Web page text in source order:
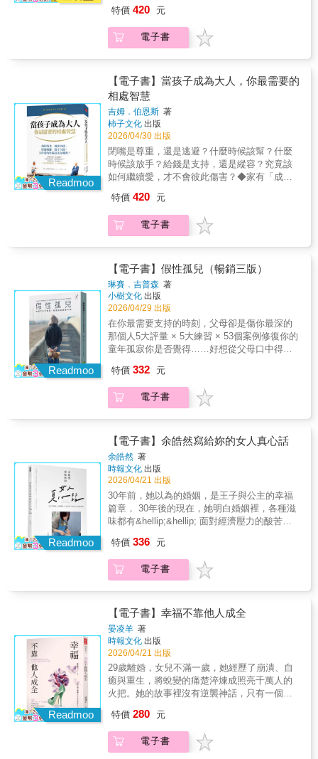
「前言」）● 看見問題→理解原因→重建親
密：全書系統條理、脈絡清晰，引領讀者逐層
探索，知曉真相──親密疏離是伴侶之間下意識
時無話可說的開頭，往往是曾經說過很多，卻
沒有真正被聽見。我們以為「有在回應」，往
換信息或解決問題而已。這種「有在回應」的
互動裡，是沒有含括情緒與情感連結的。更多
時候，我們只是各自表達完自己想說的而已。
要修復關係中真實的親密連結，需要雙方一起
努力，一起聽見彼此。● 愛是一個「主動」的
動詞：從前，你以為只能自己爬過那條黑暗隧
道，總是猶豫、躊躇不前，因為未知實在太讓
試著走那條黑暗的隧道。我看不清楚的時候，
你多帶我一點，你走不動的時候，我扶著你，
總能一起走過去。★親愛推薦：羽茜（作家）
所所長／臨床心理師）愛瑞克（《命定之書》
作者／TMBA共同創辦人）
背面即是【我們家的家事清單──隱形家事診斷
的家事分配成為家中未爆彈！
遠、如果開口建議孩子就嫌管太多、如果你已
經搞不清楚自己的父母角色是什麼、甚至每天
都在問：「我的孩子到底怎麼了？」……改善
離婚搬回家五年，生活起居父母全包辦。」
「女大生宣布要嫁比父母大20歲男友，家裡掀
風波……」「軟體工程師涉嫌詐欺案，父母凌
晨站警局門口鞠躬致歉。」「成年兒子靠父母
養20年，父母不再掏錢，卻反被指責：既然有
能力，為什麼不幫？」這些不是極端案例，而
是愈來愈常出現在社會新聞裡、也悄悄發生在
無數家庭中的日常。當孩子成為大人，你還在
指點他的人生嗎？也許是一通臨時打來、開口
就要錢的電話；也許是早已搬空的房間，又被
至擔憂的婚姻、職涯或人生選擇面前，你一句
話都還沒說，就先被貼上「管太多」、「不尊
重」的標籤。當長大成人的孩子與父母的價值
沉默，又擔心孩子承擔不起後果……究竟該如
何繼續愛，才不會彼此傷害？人們花在做成年
子女之父母的時間，遠超過孩童或青少年階
段，但與早期教養相關的豐富文獻相比，關於
「如何與成年子女相處」的指引寥寥無幾。家
庭關係專家吉姆．伯恩斯博士擁有多年父母與
成年子女的輔導經驗，他聚焦孩子成年後「父
漫長、也最複雜的親子關係裡思考：◆什麼時
候該閉上那張「指導人生的嘴」？◆什麼時候
該打開「尊重與信任的門」◆如何在孩子要求
金錢、協助或重新依賴時，分清支持與縱容？
走向更大的風險？伯恩斯博士不是要父母完全
旁觀、袖手不管，也不是要讓孩子任意而行，
而是與父母分享一種成熟、不越界卻仍在場的
參與方式：◆在孩子尚未做出決定時，如何分
享經驗，而不是替他決定人生。◆在孩子已經
選擇之後，如何尊重差異，停止說服與糾正。
◆當你不喜歡孩子的伴侶、不認同他的生活方
式時，如何守住關係，而不撕裂情感。◆當孩
子犯錯、為選擇付出代價，甚至後悔時，父母
課？伯恩斯博士不主張替孩子收拾後果，也不
鼓勵冷眼旁觀，而是教父母在責任歸屬清楚的
前提下給出支持、陪伴與情感上的穩定，讓孩
是孤單一個人。」差異愈來愈大，父母還能怎
麼愛孩子？本書不只適合成年子女的父母，也
歡迎成年子女與父母一同閱讀，享受共同理解
與對話的過程。祖父母也能從中獲益，例如學
習建立跨世代的家庭關係；而對兒童或青少年
的父母來說，本書同樣值得一讀——養育孩子
大多是為了幫助他們逐步獨立，而本書可以幫
準備。◆孩子對自己人生的想像，跟父母對他
人生的期待是不同的。◆父母在子女心目中，
會慢慢不再像子女在父母心目中一樣是首要角
特價 420 元
電子書
Readmoo
【電子書】當孩子成為大人，你最需要的
相處智慧
吉姆．伯恩斯 著
柿子文化 出版
2026/04/30 出版
閉嘴是尊重，還是逃避？什麼時候該幫？什麼
時候該放手？給錢是支持，還是縱容？究竟該
如何繼續愛，才不會彼此傷害？◆家有「成年
遠、如果開口建議孩子就嫌管太多、如果你已
經搞不清楚自己的父母角色是什麼、甚至每天
都在問：「我的孩子到底怎麼了？」……改善
離婚搬回家五年，生活起居父母全包辦。」
「女大生宣布要嫁比父母大20歲男友，家裡掀
風波……」「軟體工程師涉嫌詐欺案，父母凌
晨站警局門口鞠躬致歉。」「成年兒子靠父母
養20年，父母不再掏錢，卻反被指責：既然有
能力，為什麼不幫？」這些不是極端案例，而
是愈來愈常出現在社會新聞裡、也悄悄發生在
無數家庭中的日常。當孩子成為大人，你還在
指點他的人生嗎？也許是一通臨時打來、開口
要求重新整理出來；也可能是在你不認同、甚
至擔憂的婚姻、職涯或人生選擇面前，你一句
話都還沒說，就先被貼上「管太多」、「不尊
觀愈走愈遠，想給建議，被拒於門外；想放手
沉默，又擔心孩子承擔不起後果……究竟該如
何繼續愛，才不會彼此傷害？人們花在做成年
子女之父母的時間，遠超過孩童或青少年階
段，但與早期教養相關的豐富文獻相比，關於
「如何與成年子女相處」的指引寥寥無幾。家
庭關係專家吉姆．伯恩斯博士擁有多年父母與
母身分必須轉變」的關鍵階段，教你在這段最
漫長、也最複雜的親子關係裡思考：◆什麼時
候該閉上那張「指導人生的嘴」？◆什麼時候
◆如何避免愛變成失控的付出，甚至推著孩子
走向更大的風險？伯恩斯博士不是要父母完全
旁觀、袖手不管，也不是要讓孩子任意而行，
而是與父母分享一種成熟、不越界卻仍在場的
參與方式：◆在孩子尚未做出決定時，如何分
享經驗，而不是替他決定人生。◆在孩子已經
選擇之後，如何尊重差異，停止說服與糾正。
式時，如何守住關係，而不撕裂情感。◆當孩
該如何回應，才不會替他扛走本該學習的功
課？伯恩斯博士不主張替孩子收拾後果，也不
特價 420 元
電子書
Readmoo
【電子書】假性孤兒（暢銷三版）
琳賽．吉普森 著
小樹文化 出版
2026/04/29 出版
在你最需要支持的時刻，父母卻是傷你最深的
那個人5大評量 × 5大練習 × 53個案例修復你的
童年孤寂你是否覺得……好想從父母口中得到
力，都無法溝通。父母只關心我錢夠不夠用，
從沒關心過我內心的感覺。就算獲得再高的成
就，父母都只會潑我冷水。如果你也有同樣的
情的道路。看過本書，你將明白：為何無法與
父母建立親密互動、為何父母無法給予愛的養
分，又為何總在人生重大決定上，父母帶來的
陰霾與否定如影隨形。而生長在這樣的家庭
裡，是很孤單的成長經驗……藏在親情影子裡
的噩夢：．父母要求完美魔咒：每件事都要做
到最好，也許爸媽就會稱讚我了……．父母的
情緒潛規則：為了安撫爸媽的情緒，我總是疲
於奔命……．父母的情感的高牆：沒有我，爸
孤單包圍著我們，就算長大，仍無法擺脫，只
是換了另一個形式：沮喪、焦慮、長期緊張、
壓力、睡不著等失控的感覺折磨我們。美國知
商經驗，分享真實案例，讓我們看見父母帶來
的痛，解開親情的枷鎖，修補世世代代的情感
缺陷，拒絕複製上一代給予的傷痕……【本書
特色】1. 53個貼近我們生活的案例：學會一步
步解開內心的隱藏傷痛。2. 5大評量+5大練
習：看見情感缺失所帶來的孤寂，學會建立健
全的情感關係、不再受傷。3. 解開家中痛苦的
特價 332 元
電子書
Readmoo
【電子書】余皓然寫給妳的女人真心話
余皓然 著
時報文化 出版
2026/04/21 出版
30年前，她以為的婚姻，是王子與公主的幸福
篇章， 30年後的現在，她明白婚姻裡，各種滋
味都有&hellip;&hellip; 面對經濟壓力的酸苦、
身為公眾人物必須忍受的的異樣眼光、 一層一
層疊加、包覆著自己。 在這日日往復堆疊的時
光裡， 余皓然始終沒把自己忘記， 她用最堅毅
模樣。 她以最優雅美麗的身影，料理著婚姻生
活裡的大小事， 也用最純粹的愛，滋養著自
己， 才有今天在大家面前的她。 余皓然想和你
分享： 從今天開始，留一份愛給自己！ 妳將成
為，最璀璨的那顆珍珠。
特價 336 元
電子書
Readmoo
【電子書】幸福不靠他人成全
晏凌羊 著
時報文化 出版
2026/04/21 出版
29歲離婚，女兒不滿一歲，她經歷了崩潰、自
癒與重生，將蛻變的痛楚淬煉成照亮千萬人的
火把。她的故事裡沒有逆襲神話，只有一個普
活-而這樣的故事，你也一定能夠做到。
如果你正在經歷婚姻裡的至暗時刻，這本書將
特價 280 元
電子書